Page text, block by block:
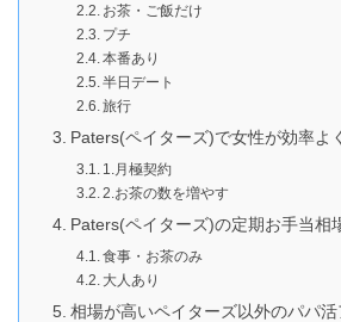
お茶・ご飯だけ
プチ
本番あり
半日デート
旅行
Paters(ペイターズ)で女性が効率よ
1.月極契約
2.お茶の数を増やす
Paters(ペイターズ)の定期お手当相
食事・お茶のみ
大人あり
相場が高いペイターズ以外のパパ活